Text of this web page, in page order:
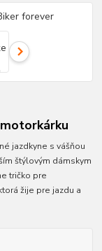
jazdkyne s vášňou
štýlovým dámskym
tričko pre
žije pre jazdu a